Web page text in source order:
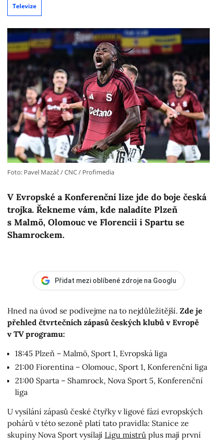
Televize
V Evropské a Konferenční lize jde do boje česká
trojka. Řekneme vám, kde naladíte Plzeň
s Malmö, Olomouc ve Florencii i Spartu se
Shamrockem.
Foto: Pavel Mazáč / CNC / Profimedia
Přidat mezi oblíbené zdroje na Googlu
Hned na úvod se podívejme na to nejdůležitější. Zde je
přehled čtvrtečních zápasů českých klubů v Evropě
v TV programu:
18:45 Plzeň – Malmö, Sport 1, Evropská liga
21:00 Fiorentina – Olomouc, Sport 1, Konferenční liga
21:00 Sparta – Shamrock, Nova Sport 5, Konferenční
liga
U vysílání zápasů české čtyřky v ligové fázi evropských
pohárů v této sezoně platí tato pravidla: Stanice ze
skupiny Nova Sport vysílají Ligu mistrů plus mají první